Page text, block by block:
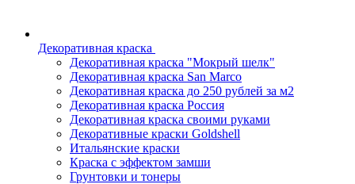
Декоративная краска
Декоративная краска "Мокрый шелк"
Декоративная краска San Marco
Декоративная краска до 250 рублей за м2
Декоративная краска Россия
Декоративная краска своими руками
Декоративные краски Goldshell
Итальянские краски
Краска с эффектом замши
Грунтовки и тонеры